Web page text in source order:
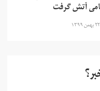
آتش گرفت
۲۲ بهمن ۱۳۹۹